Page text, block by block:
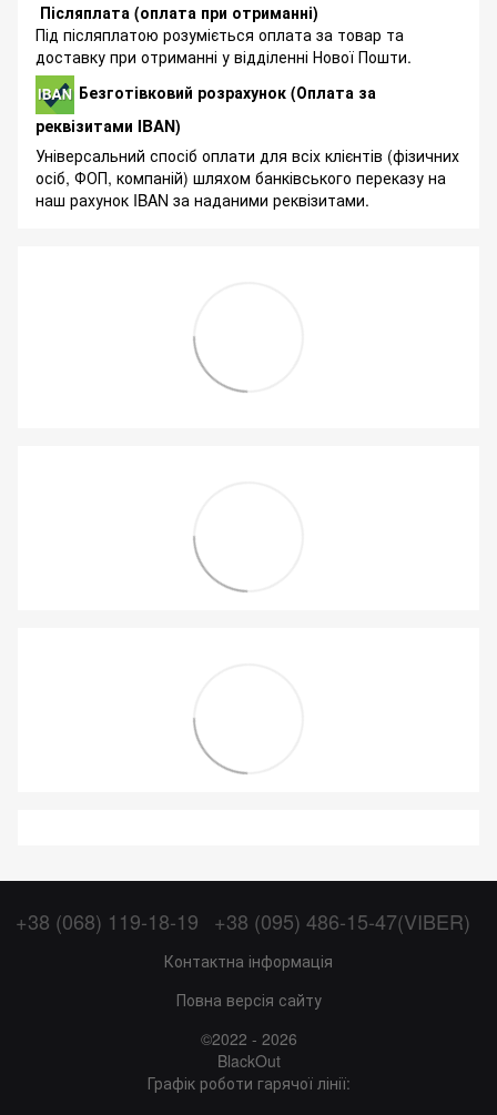
Післяплата (оплата при отриманні)
Під післяплатою розуміється оплата за товар та
доставку при отриманні у відділенні Нової Пошти.
Безготівковий розрахунок (Оплата за
реквізитами IBAN)
Універсальний спосіб оплати для всіх клієнтів (фізичних
осіб, ФОП, компаній) шляхом банківського переказу на
наш рахунок IBAN за наданими реквізитами.
+38 (068) 119-18-19 +38 (095) 486-15-47(VIBER)
Контактна інформація
Повна версія сайту
©2022 - 2026
BlackOut
Графік роботи гарячої лінії: